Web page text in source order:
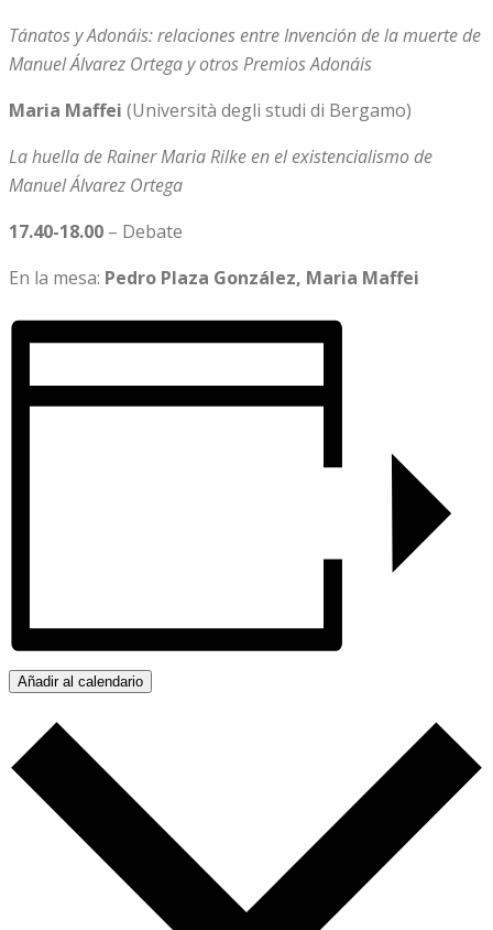
Tánatos y Adonáis: relaciones entre Invención de la muerte de
Manuel Álvarez Ortega y otros Premios Adonáis
Maria Maffei (Università degli studi di Bergamo)
La huella de Rainer Maria Rilke en el existencialismo de
Manuel Álvarez Ortega
17.40-18.00 – Debate
En la mesa: Pedro Plaza González, Maria Maffei
Añadir al calendario